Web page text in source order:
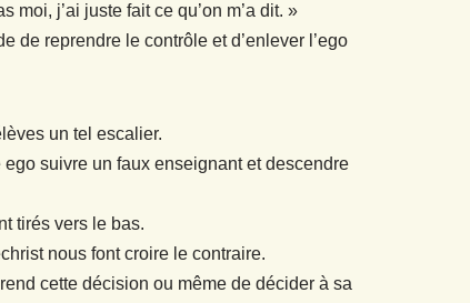
j’ai juste fait ce qu’on m’a dit. »
de reprendre le contrôle et d’enlever l’ego
un tel escalier.
suivre un faux enseignant et descendre
tirés vers le bas.
nous font croire le contraire.
cette décision ou même de décider à sa